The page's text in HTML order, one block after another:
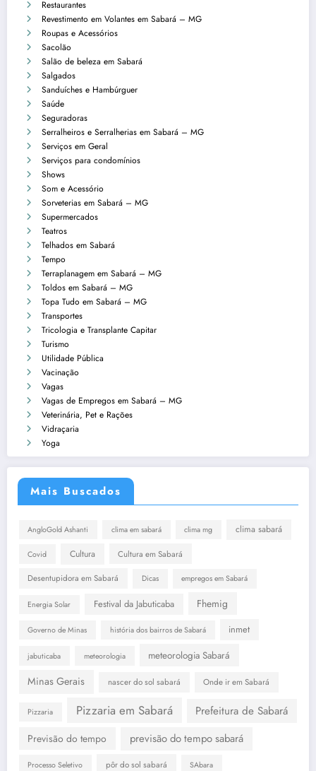
Restaurantes
Revestimento em Volantes em Sabará – MG
Roupas e Acessórios
Sacolão
Salão de beleza em Sabará
Salgados
Sanduíches e Hambúrguer
Saúde
Seguradoras
Serralheiros e Serralherias em Sabará – MG
Serviços em Geral
Serviços para condomínios
Shows
Som e Acessório
Sorveterias em Sabará – MG
Supermercados
Teatros
Telhados em Sabará
Tempo
Terraplanagem em Sabará – MG
Toldos em Sabará – MG
Topa Tudo em Sabará – MG
Transportes
Tricologia e Transplante Capitar
Turismo
Utilidade Pública
Vacinação
Vagas
Vagas de Empregos em Sabará – MG
Veterinária, Pet e Rações
Vidraçaria
Yoga
Mais Buscados
AngloGold Ashanti clima em sabará clima mg clima sabará
Covid Cultura Cultura em Sabará
Desentupidora em Sabará Dicas empregos em Sabará
Energia Solar Festival da Jabuticaba Fhemig
Governo de Minas história dos bairros de Sabará inmet
jabuticaba meteorologia meteorologia Sabará
Minas Gerais nascer do sol sabará Onde ir em Sabará
Pizzaria Pizzaria em Sabará Prefeitura de Sabará
Previsão do tempo previsão do tempo sabará
Processo Seletivo pôr do sol sabará SAbara